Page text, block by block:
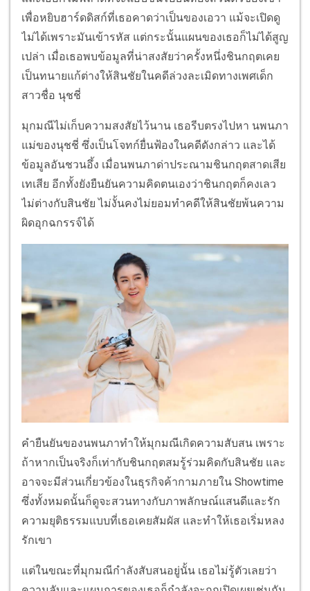
เพื่อหยิบฮาร์ดดิสก์ที่เธอคาดว่าเป็นของเอวา แม้จะเปิดดู
ไม่ได้เพราะมันเข้ารหัส แต่กระนั้นแผนของเธอก็ไม่ได้สูญ
เปล่า เมื่อเธอพบข้อมูลที่น่าสงสัยว่าครั้งหนึ่งชินกฤตเคย
เป็นทนายแก้ต่างให้สินชัยในคดีล่วงละเมิดทางเพศเด็ก
สาวชื่อ นุชชี่
มุกมณีไม่เก็บความสงสัยไว้นาน เธอรีบตรงไปหา นพนภา
แม่ของนุชชี่ ซึ่งเป็นโจทก์ยื่นฟ้องในคดีดังกล่าว และได้
ข้อมูลอันชวนอึ้ง เมื่อนพนภาด่าประณามชินกฤตสาดเสีย
เทเสีย อีกทั้งยังยืนยันความคิดตนเองว่าชินกฤตก็คงเลว
ไม่ต่างกับสินชัย ไม่งั้นคงไม่ยอมทำคดีให้สินชัยพ้นความ
ผิดอุกฉกรรจ์ได้
คำยืนยันของนพนภาทำให้มุกมณีเกิดความสับสน เพราะ
ถ้าหากเป็นจริงก็เท่ากับชินกฤตสมรู้ร่วมคิดกับสินชัย และ
อาจจะมีส่วนเกี่ยวข้องในธุรกิจค้ากามภายใน Showtime
ซึ่งทั้งหมดนั้นก็ดูจะสวนทางกับภาพลักษณ์แสนดีและรัก
ความยุติธรรมแบบที่เธอเคยสัมผัส และทำให้เธอเริ่มหลง
รักเขา
แต่ในขณะที่มุกมณีกำลังสับสนอยู่นั้น เธอไม่รู้ตัวเลยว่า